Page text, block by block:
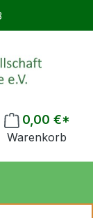
0,00 €*
Warenkorb